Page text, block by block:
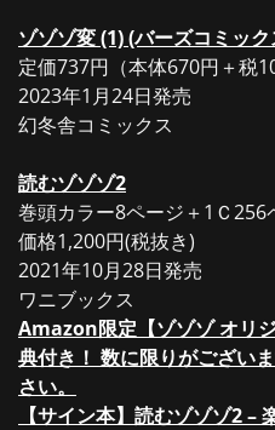
ゾゾゾ変 (1) (バーズコミック
定価737円（本体670円＋税
2023年1月24日発売
幻冬舎コミックス
読むゾゾゾ2
巻頭カラー8ページ＋1Ｃ256
価格1,200円(税抜き)
2021年10月28日発売
ワニブックス
Amazon限定【ゾゾゾ オリ
典付き！ 数に限りがござい
さい。
【サイン本】読むゾゾゾ2 –